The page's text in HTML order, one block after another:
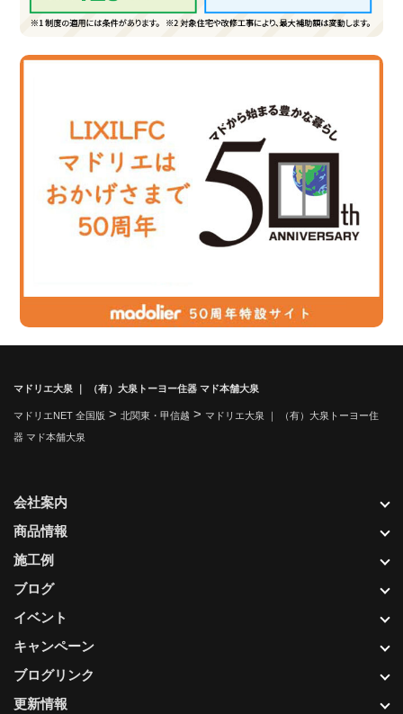
マドリエ大泉 ｜ （有）大泉トーヨー住器 マド本舗大泉
マドリエNET 全国版 > 北関東・甲信越 > マドリエ大泉 ｜ （有）大泉トーヨー住
器 マド本舗大泉
更新情報
会社案内
商品情報
施工例
ブログ
イベント
キャンペーン
ブログリンク